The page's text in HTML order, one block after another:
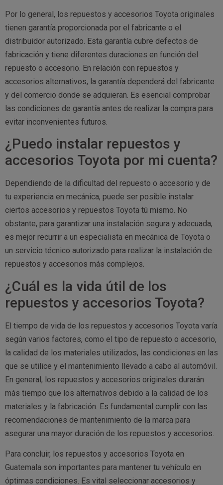
Por lo general, los repuestos y accesorios Toyota originales
tienen garantía proporcionada por el fabricante o el
distribuidor autorizado. Esta garantía cubre defectos de
fabricación y tiene diferentes duraciones en función del
repuesto o accesorio. En relación con repuestos y
accesorios alternativos, la garantía dependerá del fabricante
y del comercio donde se adquieran. Es esencial comprobar
las condiciones de garantía antes de realizar la compra para
evitar inconvenientes futuros.
¿Puedo instalar repuestos y
accesorios Toyota por mi cuenta?
Dependiendo de la dificultad del repuesto o accesorio y de
tu experiencia en mecánica, puede ser posible instalar
ciertos accesorios y repuestos Toyota tú mismo. No
obstante, para garantizar una instalación segura y adecuada,
es mejor recurrir a un especialista en mecánica de Toyota o
un servicio técnico autorizado para realizar la instalación de
repuestos y accesorios más complejos.
¿Cuál es la vida útil de los
repuestos y accesorios Toyota?
El tiempo de vida de los repuestos y accesorios Toyota varía
según varios factores, como el tipo de repuesto o accesorio,
la calidad de los materiales utilizados, las condiciones en las
que se utilice y el mantenimiento llevado a cabo al automóvil.
En general, los repuestos y accesorios originales durarán
más tiempo que los alternativos debido a la calidad de los
materiales y la fabricación. Es fundamental cumplir con las
recomendaciones de mantenimiento de la marca para
asegurar una mayor duración de los repuestos y accesorios.
Para concluir, los repuestos y accesorios Toyota en
Guatemala son importantes para mantener tu vehículo en
óptimas condiciones. Es vital seleccionar accesorios y